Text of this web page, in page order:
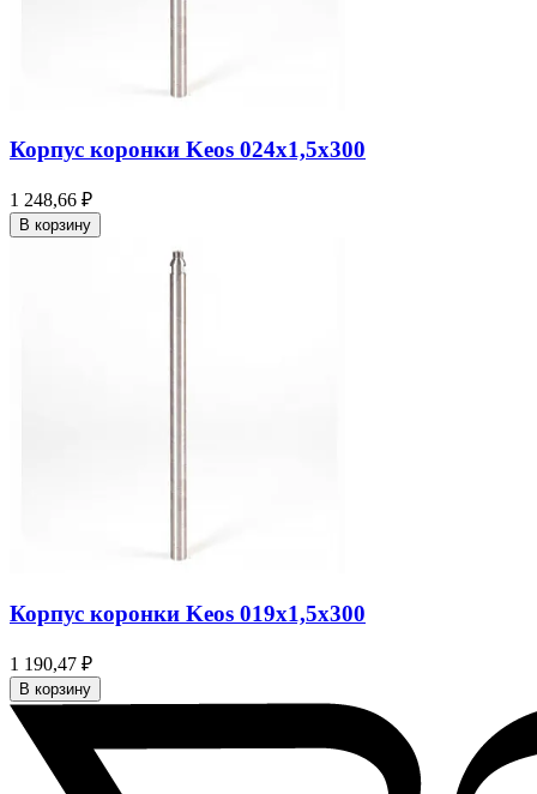
Корпус коронки Keos 024x1,5x300
1 248,66 ₽
В корзину
Корпус коронки Keos 019x1,5x300
1 190,47 ₽
В корзину